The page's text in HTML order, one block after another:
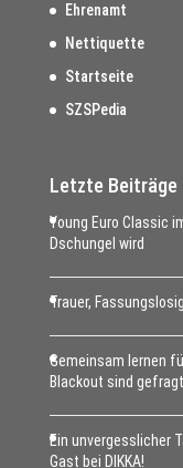
Ehrenamt
Nettiquette
Startseite
SZSPedia
Letzte Beiträge
Young Euro Classic
Dschungel wird
Trauer,
Gemeinsam lernen
Blackout sind gefragt
Ein unvergesslicher
Gast bei DIKKA!